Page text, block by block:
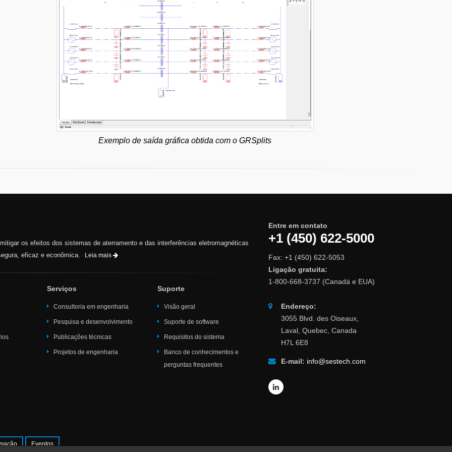
Exemplo de saída gráfica obtida com o GRSplits
os efeitos dos sistemas de aterramento e das interferências eletromagnéticas
eficaz e econômica.
Leia mais
Serviços
Consultoria em engenharia
Pesquisa e desenvolvimento
Publicações técnicas
Projetos de engenharia
Suporte
Visão geral
Suporte de software
Requisitos do sistema
Banco de conhecimentos e
perguntas frequentes
Eventos
Entre em contato
+1 (450) 622-5000
Fax: +1 (450) 622-5053
Ligação gratuita:
1-800-668-3737 (Canadá e EUA)
Endereço:
3055 Blvd. des Oiseaux,
Laval, Quebec, Canada
H7L 6E8
E-mail: info@sestech.com